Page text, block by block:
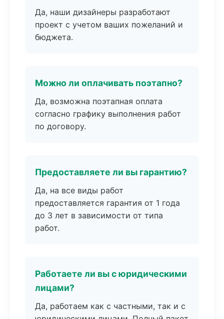
Да, наши дизайнеры разработают
проект с учетом ваших пожеланий и
бюджета.
Можно ли оплачивать поэтапно?
Да, возможна поэтапная оплата
согласно графику выполнения работ
по договору.
Предоставляете ли вы гарантию?
Да, на все виды работ
предоставляется гарантия от 1 года
до 3 лет в зависимости от типа
работ.
Работаете ли вы с юридическими
лицами?
Да, работаем как с частными, так и с